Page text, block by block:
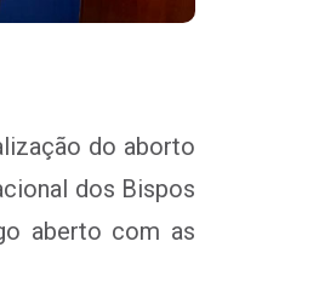
do aborto
dos Bispos
aberto com as